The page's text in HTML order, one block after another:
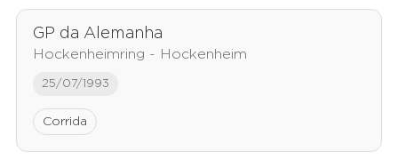
GP da Alemanha
Hockenheimring - Hockenheim
25/07/1993
Corrida